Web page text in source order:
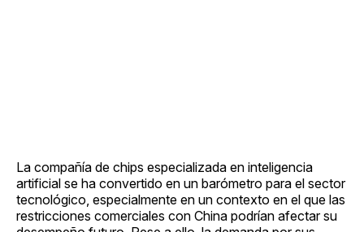
La compañía de chips especializada en inteligencia
artificial se ha convertido en un barómetro para el sector
tecnológico, especialmente en un contexto en el que las
restricciones comerciales con China podrían afectar su